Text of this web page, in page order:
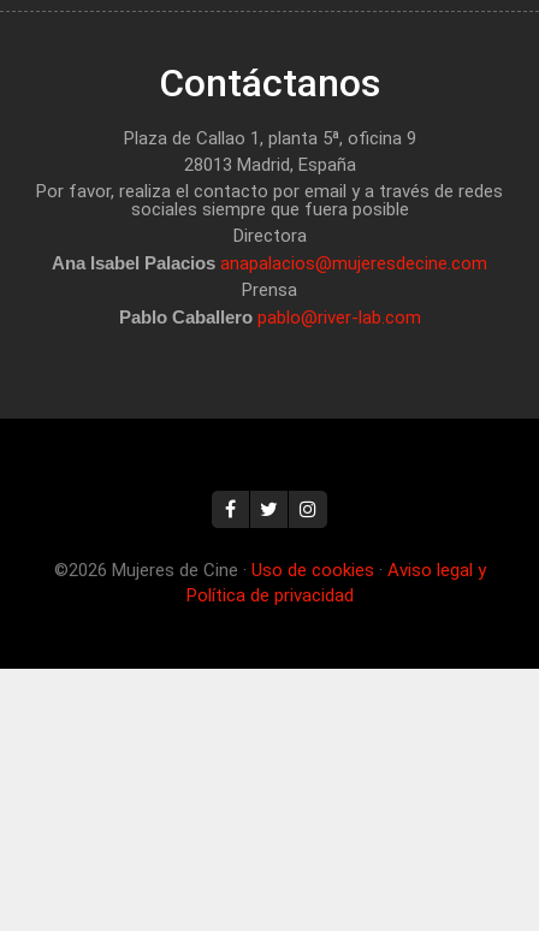
Contáctanos
Plaza de Callao 1, planta 5ª, oficina 9
28013 Madrid, España
Por favor, realiza el contacto por email y a través de redes
sociales siempre que fuera posible
Directora
Ana Isabel Palacios anapalacios@mujeresdecine.com
Prensa
Pablo Caballero pablo@river-lab.com
©2026 Mujeres de Cine · Uso de cookies · Aviso legal y
Política de privacidad